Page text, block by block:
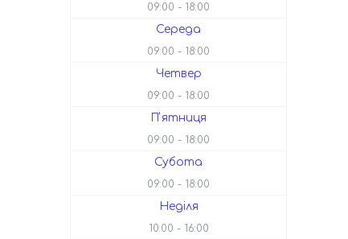
09:00 18:00
Середа
09:00 18:00
Четвер
09:00 18:00
Пʼятниця
09:00 18:00
Субота
09:00 18:00
Неділя
10:00 16:00